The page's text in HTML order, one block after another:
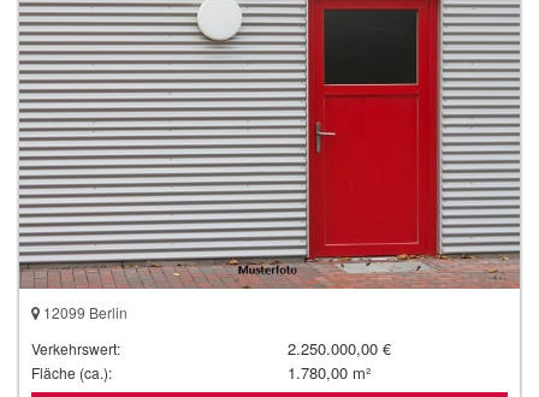
12099 Berlin
Verkehrswert:
2.250.000,00 €
Fläche (ca.): 1.780,00 m²